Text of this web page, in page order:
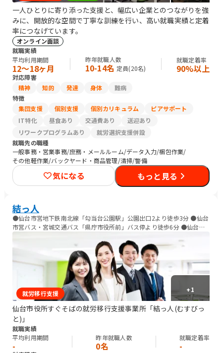
一人ひとりに寄り添った支援と、幅広い企業とのつながりを強
みに、開放的な空間で丁寧な訓練を行い、高い就職実績と定着
率につなげています。
オンライン面談
就職実績
平均利用期間
12〜18ヶ月
昨年就職人数
10-14名 定員(20名)
就職定着率
90%以上
対応障害
精神
知的 発達 身体
難病
特徴
集団支援
個別支援 個別カリキュラム
ピアサポート
IT特化
昼食あり 交通費あり
送迎あり
リワークプログラムあり
就労選択支援併設
就職先の職種
一般事務・営業事務/庶務・メールルーム/データ入力/梱包作業/
その他軽作業/バックヤード・商品管理/清掃/警備
気になる もっと見る
結っ人
●仙台市営地下鉄南北線「勾当台公園駅」公園出口2より徒歩3分 ●仙台
市営バス・宮城交通バス「県庁市役所前」バス停より徒歩6分 ●仙台市
市営バス・宮城交通バス「春日町」バス停より徒歩6分
+1
就労移行支援
仙台市役所すぐそばの就労移行支援事業所「結っ人(むすびっ
と)」
就職実績
平均利用期間
-
昨年就職人数
0名
就職定着率
-